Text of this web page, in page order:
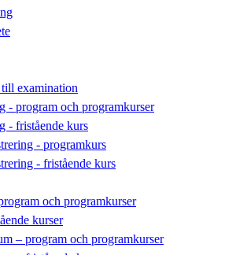
examination
- program och programkurser
- fristående kurs
- programkurs
- fristående kurs
och programkurser
kurser
– program och programkurser